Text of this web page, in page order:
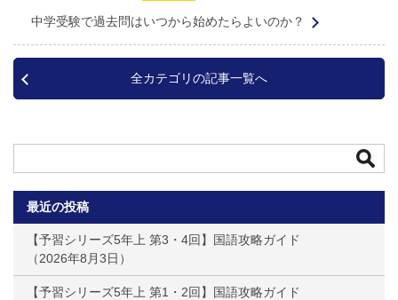
中学受験で過去問はいつから始めたらよいのか？
全カテゴリの記事一覧へ
最近の投稿
【予習シリーズ5年上 第3・4回】国語攻略ガイド
2026年8月3日
【予習シリーズ5年上 第1・2回】国語攻略ガイド